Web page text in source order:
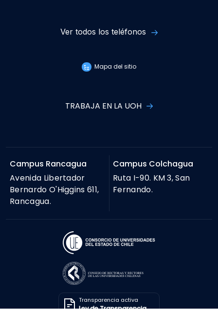
Ver todos los teléfonos
Mapa del sitio
TRABAJA EN LA UOH
Campus Rancagua
Avenida Libertador
Bernardo O'Higgins 611,
Rancagua.
Campus Colchagua
Ruta I-90. KM 3, San
Fernando.
Transparencia activa
Ley de Transparencia